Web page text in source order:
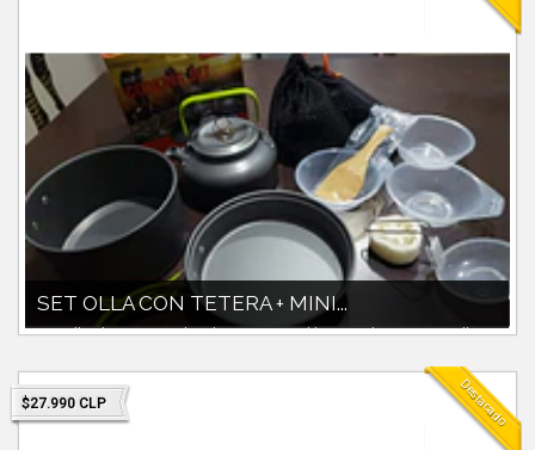
SET OLLA CON TETERA + MINI...
-set olla aluminio anodizado para uso trekking outdoor 1800cc olla. -
$27.990 CLP Destacado